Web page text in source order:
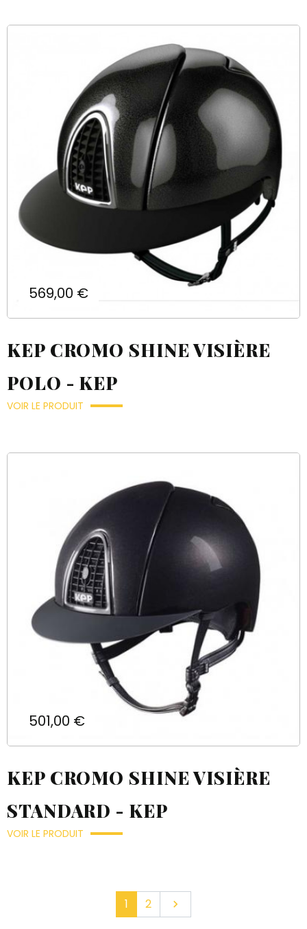
Prix
569,00 €
KEP CROMO SHINE VISIÈRE
POLO - KEP
VOIR LE PRODUIT
Prix
501,00 €
KEP CROMO SHINE VISIÈRE
STANDARD - KEP
VOIR LE PRODUIT
1 2 Suivant
